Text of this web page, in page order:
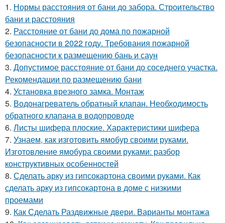
1. Нормы расстояния от бани до забора. Строительство
бани и расстояния
2. Расстояние от бани до дома по пожарной
безопасности в 2022 году. Требования пожарной
безопасности к размещению бань и саун
3. Допустимое расстояние от бани до соседнего участка.
Рекомендации по размещению бани
4. Установка врезного замка. Монтаж
5. Водонагреватель обратный клапан. Необходимость
обратного клапана в водопроводе
6. Листы шифера плоские. Характеристики шифера
7. Узнаем, как изготовить ямобур своими руками.
Изготовление ямобура своими руками: разбор
конструктивных особенностей
8. Сделать арку из гипсокартона своими руками. Как
сделать арку из гипсокартона в доме с низкими
проемами
9. Как Сделать Раздвижные двери. Варианты монтажа